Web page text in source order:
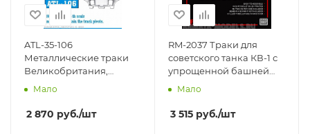
ATL-35-106
Металлические траки
Великобритания,
SCORPION, SCIMITAR,
CVR(T) ранний тип 1/35
Friulmodel
Мало
2 870 руб./шт
RM-2037 Траки для
советского танка КВ-1 с
упрощенной башней
Rye Field Model (RFM)
Мало
3 515 руб./шт